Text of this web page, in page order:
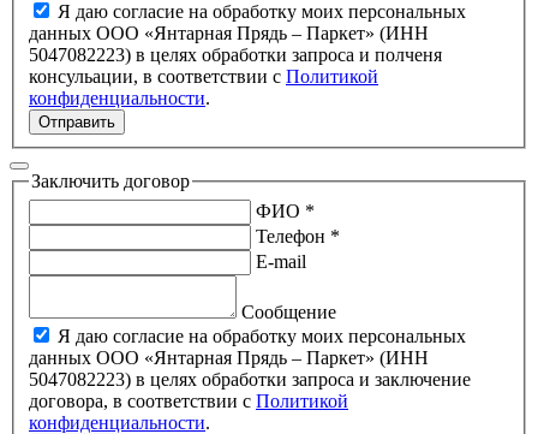
Я даю согласие на обработку моих персональных
данных ООО «Янтарная Прядь – Паркет» (ИНН
5047082223) в целях обработки запроса и полченя
консульации, в соответствии с Политикой
конфиденциальности.
Отправить
Заключить договор
ФИО *
Телефон *
E-mail
Сообщение
Я даю согласие на обработку моих персональных
данных ООО «Янтарная Прядь – Паркет» (ИНН
5047082223) в целях обработки запроса и заключение
договора, в соответствии с Политикой
конфиденциальности.